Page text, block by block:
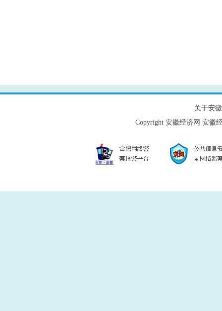
关于安
Copyright 安徽经济网 安徽